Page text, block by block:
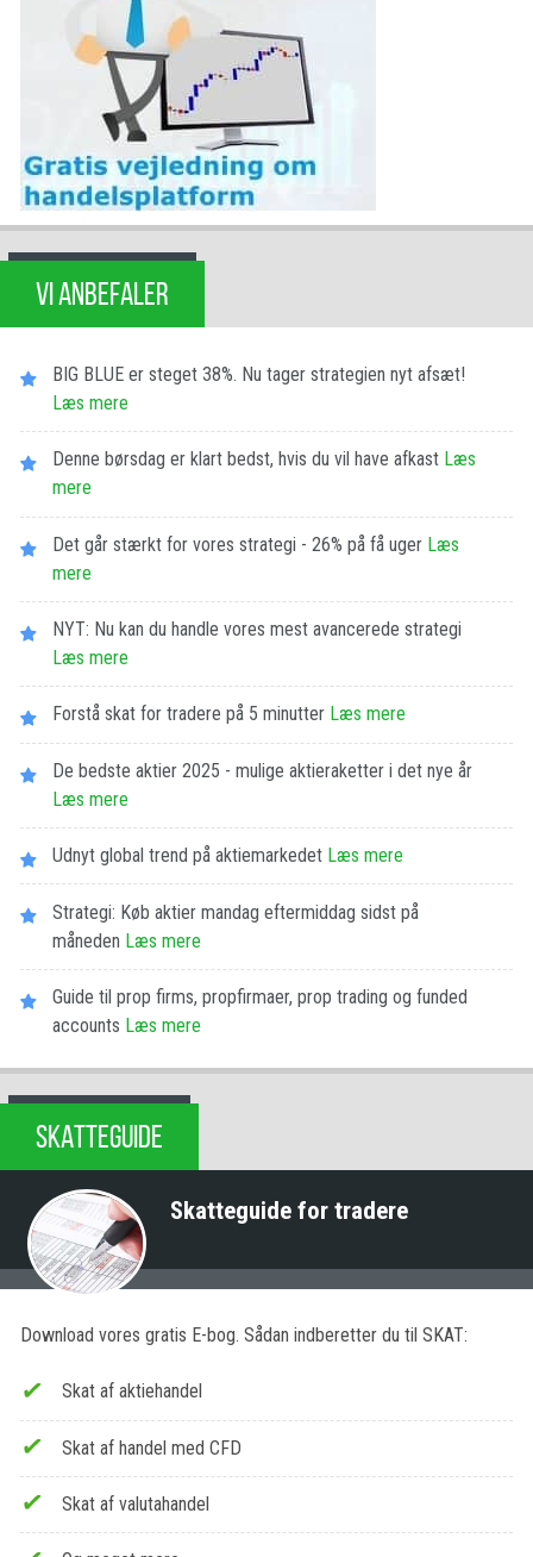
VI ANBEFALER
BIG BLUE er steget 38%. Nu tager strategien nyt afsæt!
Læs mere
Denne børsdag er klart bedst, hvis du vil have afkast Læs
mere
Det går stærkt for vores strategi - 26% på få uger Læs
mere
NYT: Nu kan du handle vores mest avancerede strategi
Læs mere
Forstå skat for tradere på 5 minutter Læs mere
De bedste aktier 2025 - mulige aktieraketter i det nye år
Læs mere
Udnyt global trend på aktiemarkedet Læs mere
Strategi: Køb aktier mandag eftermiddag sidst på
måneden Læs mere
Guide til prop firms, propfirmaer, prop trading og funded
accounts Læs mere
SKATTEGUIDE
Skatteguide for tradere
Download vores gratis E-bog. Sådan indberetter du til SKAT:
Skat af aktiehandel
Skat af handel med CFD
Skat af valutahandel